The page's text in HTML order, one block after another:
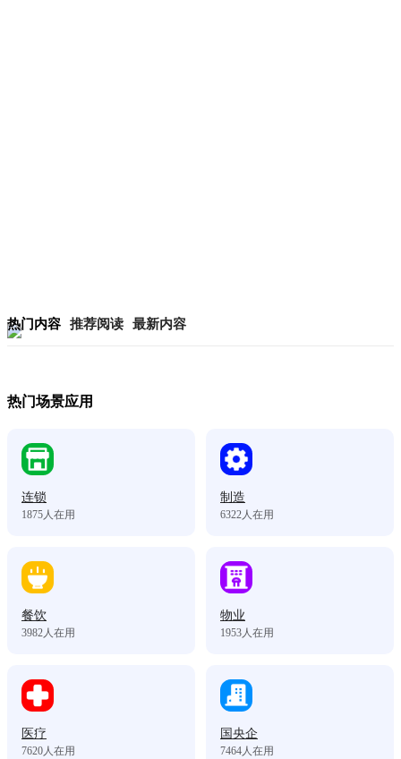
热门内容 推荐阅读 最新内容
热门场景应用
连锁
1875人在用
制造
6322人在用
餐饮
3982人在用
物业
1953人在用
医疗
7620人在用
国央企
7464人在用